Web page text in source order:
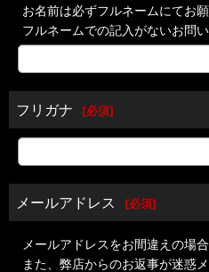
お名前は必ずフルネームにてお願
フルネームでの記入がないお問
フリガナ [必須]
メールアドレス [必須]
メールアドレスをお間違えの場
また、弊店からのお返事が迷惑